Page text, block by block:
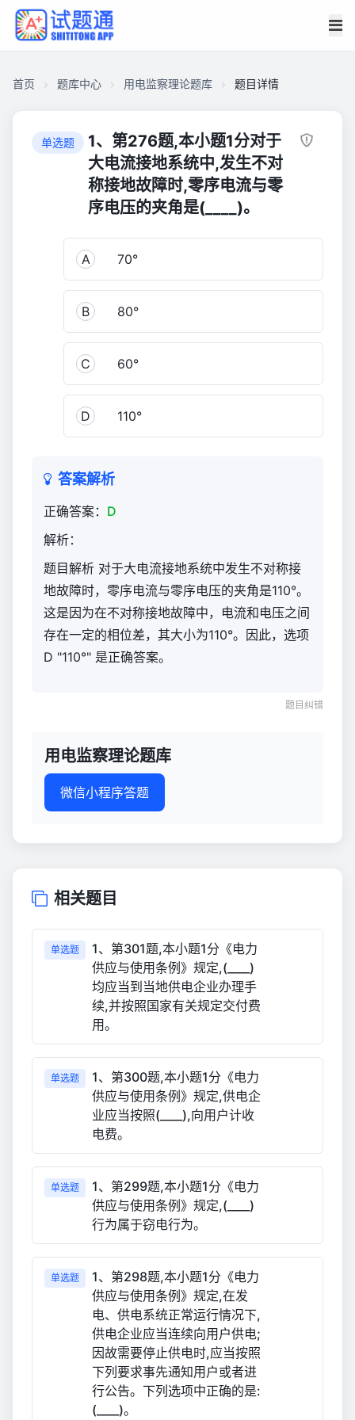
首页 题库中心 用电监察理论题库 题目详情
单选题
1、第276题,本小题1分对于
大电流接地系统中,发生不对
称接地故障时,零序电流与零
序电压的夹角是(____)。
A 70°
B 80°
C 60°
D 110°
答案解析
正确答案： D
解析：
题目解析 对于大电流接地系统中发生不对称接
地故障时，零序电流与零序电压的夹角是110°。
这是因为在不对称接地故障中，电流和电压之间
存在一定的相位差，其大小为110°。因此，选项
D "110°" 是正确答案。
题目纠错
用电监察理论题库
微信小程序答题
相关题目
单选题
1、第301题,本小题1分《电力
供应与使用条例》规定,(____)
均应当到当地供电企业办理手
续,并按照国家有关规定交付费
用。
单选题
1、第300题,本小题1分《电力
供应与使用条例》规定,供电企
业应当按照(____),向用户计收
电费。
单选题
1、第299题,本小题1分《电力
供应与使用条例》规定,(____)
行为属于窃电行为。
单选题
1、第298题,本小题1分《电力
供应与使用条例》规定,在发
电、供电系统正常运行情况下,
供电企业应当连续向用户供电;
因故需要停止供电时,应当按照
下列要求事先通知用户或者进
行公告。下列选项中正确的是:
(____)。